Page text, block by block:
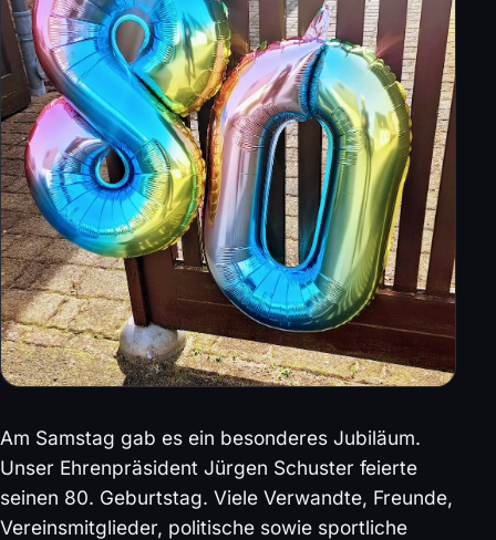
Am Samstag gab es ein besonderes Jubiläum.
Unser Ehrenpräsident Jürgen Schuster feierte
seinen 80. Geburtstag. Viele Verwandte, Freunde,
Vereinsmitglieder, politische sowie sportliche